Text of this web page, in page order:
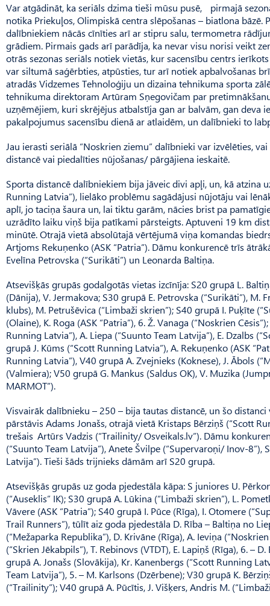
Var atgādināt, ka seriāls dzima tieši mūsu pusē, pirmajā
notika Priekuļos, Olimpiskā centra slēpošanas – biatlona bāzē.
dalībniekiem nācās cīnīties arī ar stipru salu, termometra
grādiem. Pirmais gads arī parādīja, ka nevar visu norisi veikt
otrās sezonas seriāls notiek vietās, kur sacensību centrs
var siltumā saģērbties, atpūsties, tur arī notiek apbalvošanas
atradās Vidzemes Tehnoloģiju un dizaina tehnikuma sporta
tehnikuma direktoram Artūram Sņegovičam par
uzņēmējiem, kuri skrējējus atbalstīja gan ar balvām, gan deva
pakalpojumus sacensību dienā ar atlaidēm, un dalībnieki to
Jau ierasti seriālā “Noskrien ziemu” dalībnieki var izvēlēties,
distancē vai piedalīties nūjošanas/ pārgājiena ieskaitē.
Sporta distancē dalībniekiem bija jāveic divi apļi, un, kā atzina
Running Latvia”), lielāko problēmu sagādājusi nūjotāju vai
aplī, jo taciņa šaura un, lai tiktu garām, nācies brist pa
uzrādīto laiku viņš bija patīkami pārsteigts. Aptuveni 19 km
minūtē. Otrajā vietā absolūtajā vērtējumā viņa komandas
Artjoms Rekuņenko (ASK “Patria”). Dāmu konkurencē trīs
Evelīna Petrovska (“Su­rikāti”) un Leonarda Baltiņa.
Atsevišķās grupās godalgotās vietas izcīnīja: S20 grupā L.
(Dānija), V. Jermakova; S30 grupā E. Petrovska (“Surikāti”), M.
klubs), M. Petrušēvica (“Limbaži skrien”); S40 grupā I. Puķīte
(Olaine), K. Roga (ASK “Pat­ria”), 6. Ž. Vanaga (“Noskrien
Running Latvia”), A. Liepa (“Suunto Team Latvija”), E. Dzalbs
grupā J. Kūms (“Scott Running Latvia”), A. Rekuņenko (ASK
Running Latvia”), V40 grupā A. Zvejnieks (Koknese), J. Ābols
(Valmiera); V50 grupā G. Mankus (Saldus OK), V. Muzika
MARMOT”).
Visvairāk dalībnieku – 250 – bija tautas distancē, un šo
pārstāvis Adams Jonašs, otrajā vietā Kristaps Bērziņš (“Scott
trešais Artūrs Vadzis (“Trailinity/ Osveikals.lv”). Dāmu
(“Suunto Team Latvija”), Anete Švilpe (“Supervaroņi/ Inov-8”),
Latvija”). Tieši šāds trijnieks dāmām arī S20 grupā.
Atsevišķās grupās uz goda pjedestāla kāpa: S juniores U.
(“Auseklis” IK); S30 grupā A. Lūkina (“Limbaži skrien”), L.
Vāvere (ASK “Patria”); S40 grupā I. Pūce (Rīga), I. Otomere
Trail Runners”), tūlīt aiz goda pjedestāla D. Rība – Baltiņa no
(“Mežaparka Republika”), D. Krivāne (Rīga), A. Ieviņa
(“Skrien Jēkabpils”), T. Rebinovs (VTDT), E. Lapiņš (Rīga), 6. –
grupā A. Jonašs (Slovākija), Kr. Kanenbergs (“Scott Running
Team Latvija”), 5. – M. Karlsons (Dzērbene); V30 grupā K.
(“Trailinity”); V40 grupā A. Pūcītis, J. Višķers, Andris M.